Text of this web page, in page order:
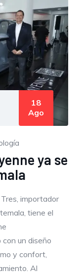
18
Ago
ya se
importador
tiene el
un diseño
y confort,
Al